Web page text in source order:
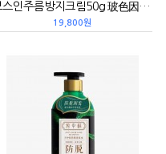
보스인주름방지크림50g 玻色因抗皱面霜
19,800원